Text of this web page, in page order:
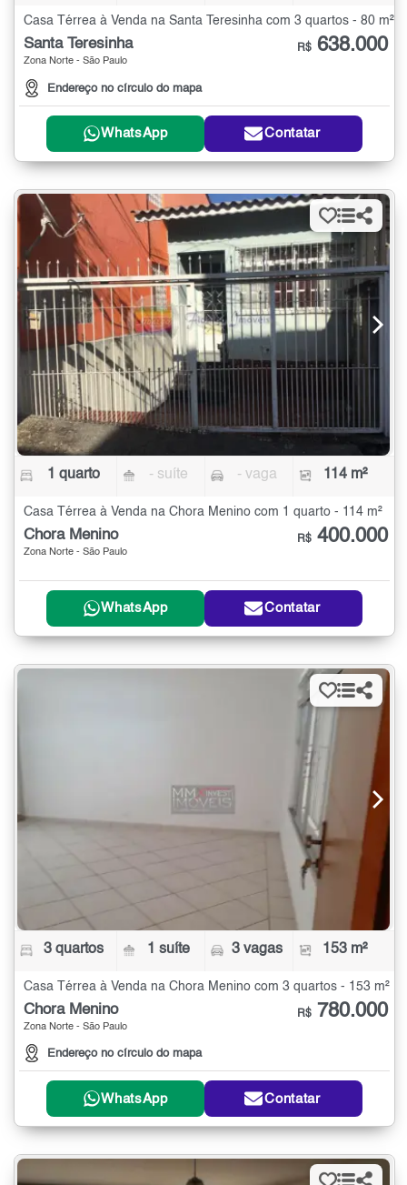
Casa Térrea à Venda na Santa Teresinha com 3 quartos - 80 m²
Santa Teresinha
Zona Norte - São Paulo
Endereço no círculo do mapa
R$ 638.000
WhatsApp Contatar
1 quarto - suíte - vaga 114 m²
Casa Térrea à Venda na Chora Menino com 1 quarto - 114 m²
Chora Menino
Zona Norte - São Paulo
R$ 400.000
WhatsApp Contatar
3 quartos 1 suíte 3 vagas 153 m²
Casa Térrea à Venda na Chora Menino com 3 quartos - 153 m²
Chora Menino
Zona Norte - São Paulo
Endereço no círculo do mapa
R$ 780.000
WhatsApp Contatar